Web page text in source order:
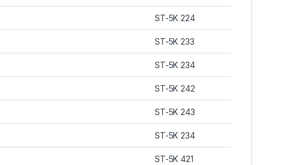
ST-5K 224
ST-5K 233
ST-5K 234
ST-5K 242
ST-5K 243
ST-5K 234
ST-5K 421